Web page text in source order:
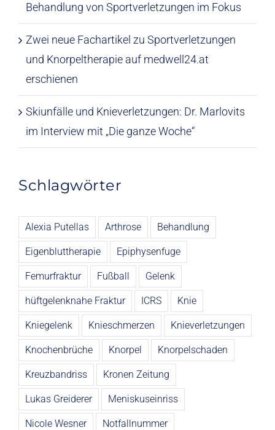
Behandlung von Sportverletzungen im Fokus
Zwei neue Fachartikel zu Sportverletzungen
und Knorpeltherapie auf medwell24.at
erschienen
Skiunfälle und Knieverletzungen: Dr. Marlovits
im Interview mit „Die ganze Woche“
Schlagwörter
Alexia Putellas Arthrose Behandlung
Eigenbluttherapie Epiphysenfuge
Femurfraktur Fußball Gelenk
hüftgelenknahe Fraktur ICRS Knie
Kniegelenk Knieschmerzen Knieverletzungen
Knochenbrüche Knorpel Knorpelschaden
Kreuzbandriss Kronen Zeitung
Lukas Greiderer Meniskuseinriss
Nicole Wesner Notfallnummer